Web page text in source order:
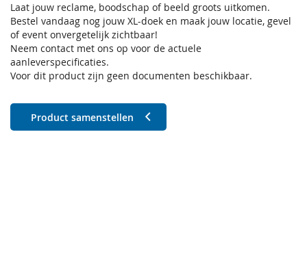
Laat jouw reclame, boodschap of beeld groots uitkomen.
Bestel vandaag nog jouw XL-doek en maak jouw locatie, gevel
of event onvergetelijk zichtbaar!
Neem contact met ons op voor de actuele
aanleverspecificaties.
Voor dit product zijn geen documenten beschikbaar.
Product samenstellen